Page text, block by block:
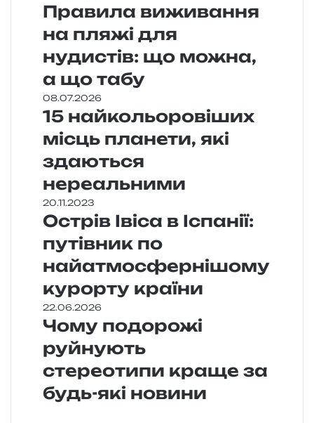
Правила виживання
на пляжі для
нудистів: що можна,
а що табу
08.07.2026
15 найкольоровіших
місць планети, які
здаються
нереальними
20.11.2023
Острів Івіса в Іспанії:
путівник по
найатмосфернішому
курорту країни
22.06.2026
Чому подорожі
руйнують
стереотипи краще за
будь-які новини